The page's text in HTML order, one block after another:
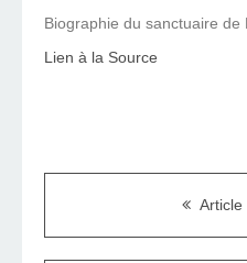
Biographie du sanctuaire de
Lien à la Source
Article